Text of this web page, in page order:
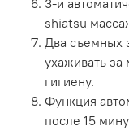
3-и
shiatsu
Два съемных
ухаживать
гигиену.
Функция
после 15